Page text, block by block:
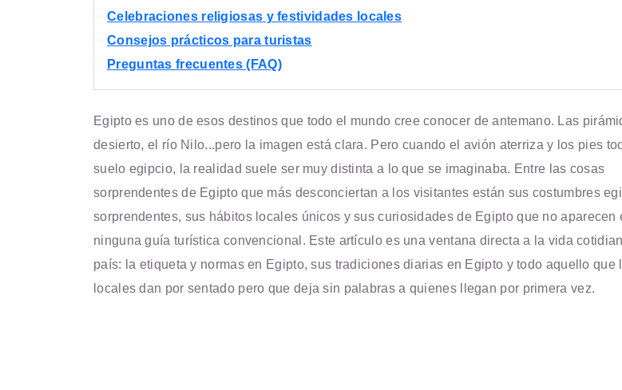
Celebraciones religiosas y festividades locales
Consejos prácticos para turistas
Preguntas frecuentes (FAQ)
Egipto es uno de esos destinos que todo el mundo cree conocer de antemano. Las
desierto, el río Nilo...pero la imagen está clara. Pero cuando el avión aterriza y los pies
suelo egipcio, la realidad suele ser muy distinta a lo que se imaginaba. Entre las cosas
sorprendentes de Egipto que más desconciertan a los visitantes están sus costumbres
sorprendentes, sus hábitos locales únicos y sus curiosidades de Egipto que no aparecen
ninguna guía turística convencional. Este artículo es una ventana directa a la vida
país: la etiqueta y normas en Egipto, sus tradiciones diarias en Egipto y todo aquello que
locales dan por sentado pero que deja sin palabras a quienes llegan por primera vez.